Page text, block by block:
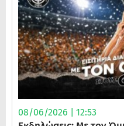
08/06/2026 | 12:53